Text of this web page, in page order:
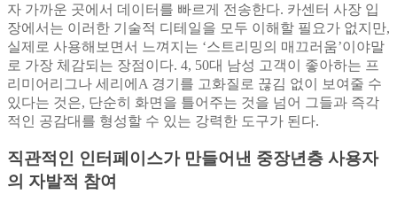
자 가까운 곳에서 데이터를 빠르게 전송한다. 카센터 사장 입
장에서는 이러한 기술적 디테일을 모두 이해할 필요가 없지만,
실제로 사용해보면서 느껴지는 ‘스트리밍의 매끄러움’이야말
로 가장 체감되는 장점이다. 4, 50대 남성 고객이 좋아하는 프
리미어리그나 세리에A 경기를 고화질로 끊김 없이 보여줄 수
있다는 것은, 단순히 화면을 틀어주는 것을 넘어 그들과 즉각
적인 공감대를 형성할 수 있는 강력한 도구가 된다.
직관적인 인터페이스가 만들어낸 중장년층 사용자
의 자발적 참여